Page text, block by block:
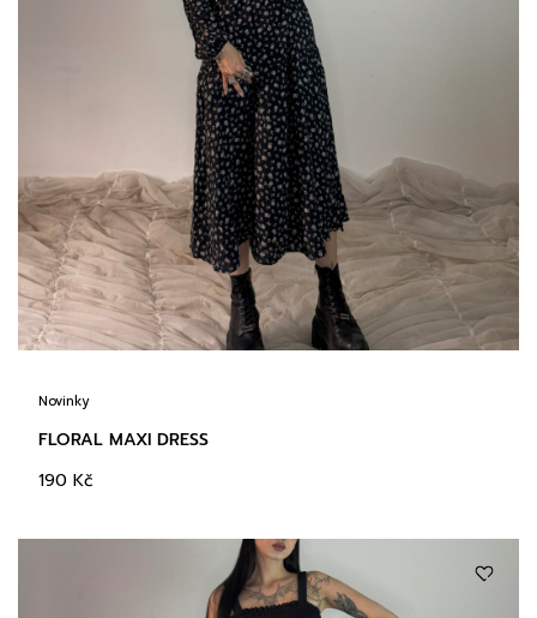
Novinky
FLORAL MAXI DRESS
190 Kč